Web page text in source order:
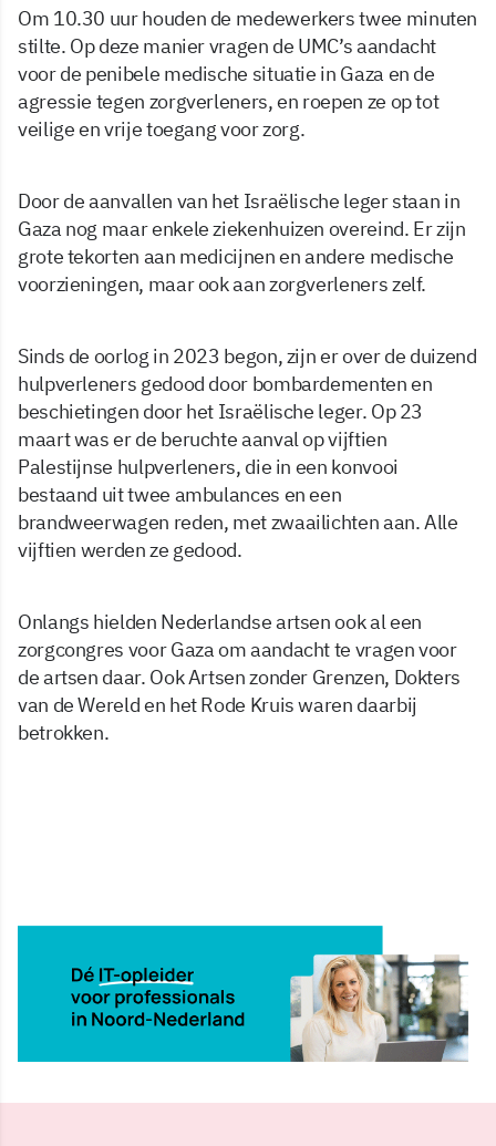
Om 10.30 uur houden de medewerkers twee minuten
stilte. Op deze manier vragen de UMC’s aandacht
voor de penibele medische situatie in Gaza en de
agressie tegen zorgverleners, en roepen ze op tot
veilige en vrije toegang voor zorg.
Door de aanvallen van het Israëlische leger staan in
Gaza nog maar enkele ziekenhuizen overeind. Er zijn
grote tekorten aan medicijnen en andere medische
voorzieningen, maar ook aan zorgverleners zelf.
Sinds de oorlog in 2023 begon, zijn er over de duizend
hulpverleners gedood door bombardementen en
beschietingen door het Israëlische leger. Op 23
maart was er de beruchte aanval op vijftien
Palestijnse hulpverleners, die in een konvooi
bestaand uit twee ambulances en een
brandweerwagen reden, met zwaailichten aan. Alle
vijftien werden ze gedood.
Onlangs hielden Nederlandse artsen ook al een
zorgcongres voor Gaza om aandacht te vragen voor
de artsen daar. Ook Artsen zonder Grenzen, Dokters
van de Wereld en het Rode Kruis waren daarbij
betrokken.
28 mei 2025, 09:42